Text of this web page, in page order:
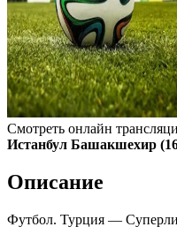
Смотреть онлайн
Истанбул Башакшехир
Описание
Футбол. Турция —